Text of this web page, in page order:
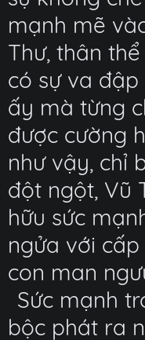
mạnh mẽ
Thư, thân
có sự va
ấy mà từng
được cường
như vậy, chỉ
đột ngột, Vũ
hữu sức
ngửa với
con man
Sức mạnh
bộc phát ra